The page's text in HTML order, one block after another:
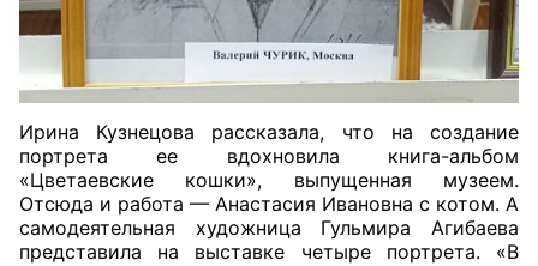
Ирина Кузнецова рассказала, что на создание
портрета ее вдохновила книга-альбом
«Цветаевские кошки», выпущенная музеем.
Отсюда и работа — Анастасия Ивановна с котом. А
самодеятельная художница Гульмира Агибаева
представила на выставке четыре портрета. «В